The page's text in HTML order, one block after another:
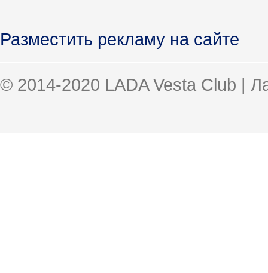
Разместить рекламу на сайте
© 2014-2020 LADA Vesta Club |